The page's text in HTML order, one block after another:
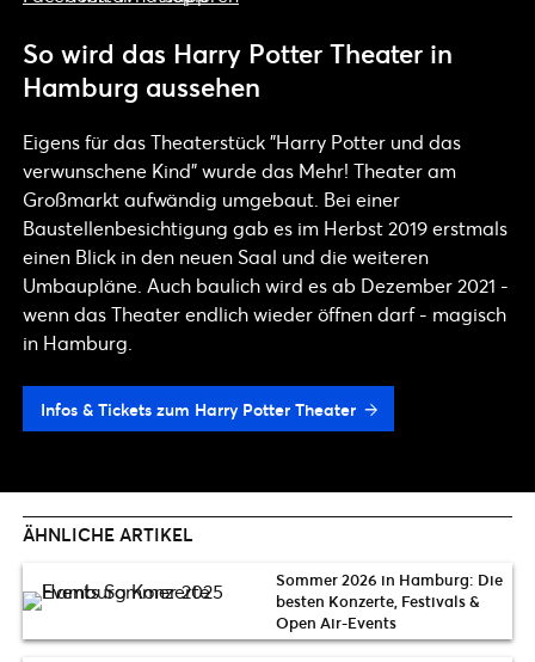
So wird das Harry Potter Theater in
Hamburg aussehen
Eigens für das Theaterstück "Harry Potter und das
verwunschene Kind" wurde das Mehr! Theater am
Großmarkt aufwändig umgebaut. Bei einer
Baustellenbesichtigung gab es im Herbst 2019 erstmals
einen Blick in den neuen Saal und die weiteren
Umbaupläne. Auch baulich wird es ab Dezember 2021 -
wenn das Theater endlich wieder öffnen darf - magisch
in Hamburg.
Infos & Tickets zum Harry Potter Theater
ÄHNLICHE ARTIKEL
Sommer 2026 in Hamburg: Die
besten Konzerte, Festivals &
Open Air-Events